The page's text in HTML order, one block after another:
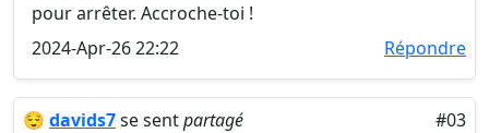
pour arrêter. Accroche-toi !
2024-Apr-26 22:22
Répondre
😌 davids7se sentpartagé
#03